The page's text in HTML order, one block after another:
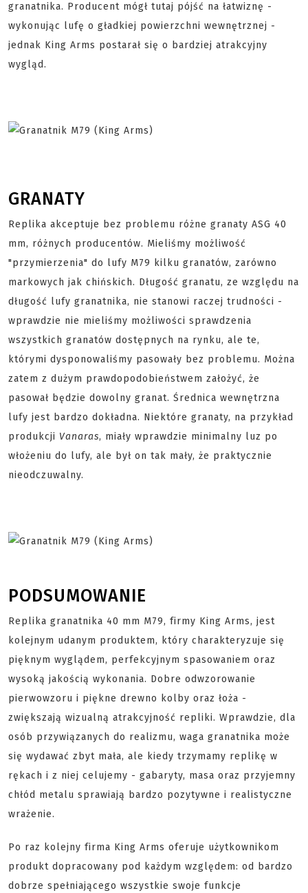
granatnika. Producent mógł tutaj pójść na łatwiznę -
wykonując lufę o gładkiej powierzchni wewnętrznej -
jednak King Arms postarał się o bardziej atrakcyjny
wygląd.
GRANATY
Replika akceptuje bez problemu różne granaty ASG 40
mm, różnych producentów. Mieliśmy możliwość
"przymierzenia" do lufy M79 kilku granatów, zarówno
markowych jak chińskich. Długość granatu, ze względu na
długość lufy granatnika, nie stanowi raczej trudności -
wprawdzie nie mieliśmy możliwości sprawdzenia
wszystkich granatów dostępnych na rynku, ale te,
którymi dysponowaliśmy pasowały bez problemu. Można
zatem z dużym prawdopodobieństwem założyć, że
pasował będzie dowolny granat. Średnica wewnętrzna
lufy jest bardzo dokładna. Niektóre granaty, na przykład
produkcji Vanaras, miały wprawdzie minimalny luz po
włożeniu do lufy, ale był on tak mały, że praktycznie
nieodczuwalny.
PODSUMOWANIE
Replika granatnika 40 mm M79, firmy King Arms, jest
kolejnym udanym produktem, który charakteryzuje się
pięknym wyglądem, perfekcyjnym spasowaniem oraz
wysoką jakością wykonania. Dobre odwzorowanie
pierwowzoru i piękne drewno kolby oraz łoża -
zwiększają wizualną atrakcyjność repliki. Wprawdzie, dla
osób przywiązanych do realizmu, waga granatnika może
się wydawać zbyt mała, ale kiedy trzymamy replikę w
rękach i z niej celujemy - gabaryty, masa oraz przyjemny
chłód metalu sprawiają bardzo pozytywne i realistyczne
wrażenie.
Po raz kolejny firma King Arms oferuje użytkownikom
produkt dopracowany pod każdym względem: od bardzo
dobrze spełniającego wszystkie swoje funkcje